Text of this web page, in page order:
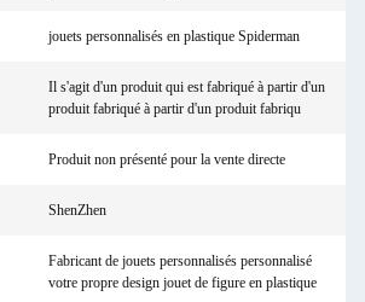
jouets personnalisés en plastique Spiderman
Il s'agit d'un produit qui est fabriqué à partir d'un
produit fabriqué à partir d'un produit fabriqu
Produit non présenté pour la vente directe
ShenZhen
Fabricant de jouets personnalisés personnalisé
votre propre design jouet de figure en plastique